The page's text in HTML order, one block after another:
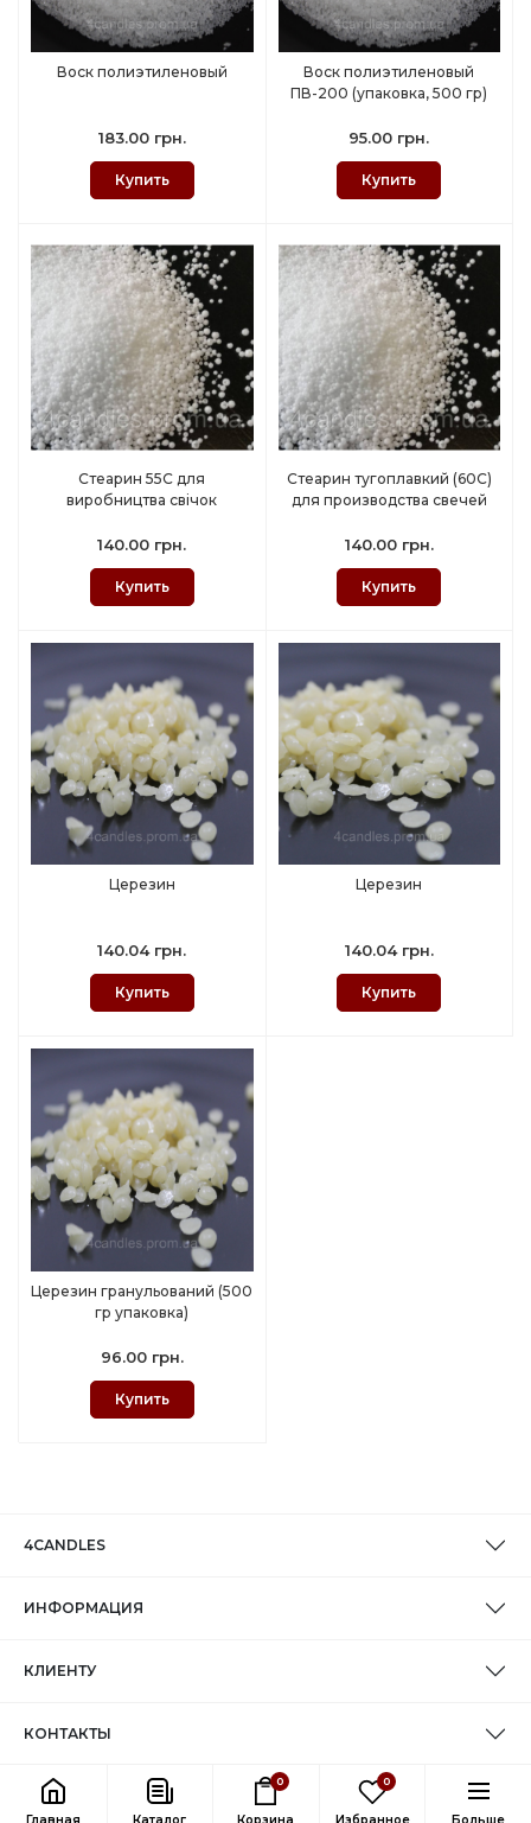
0 0
Воск полиэтиленовый
183.00 грн.
Купить
Воск полиэтиленовый
ПВ-200 (упаковка, 500 гр)
95.00 грн.
Купить
Стеарин 55С для
виробництва свічок
140.00 грн.
Купить
Стеарин тугоплавкий (60С)
для производства свечей
140.00 грн.
Купить
Церезин
140.04 грн.
Купить
Церезин
140.04 грн.
Купить
Церезин гранульований (500
гр упаковка)
96.00 грн.
Купить
4CANDLES
ИНФОРМАЦИЯ
КЛИЕНТУ
КОНТАКТЫ